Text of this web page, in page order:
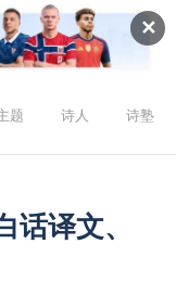
✕
题 诗人 诗塾
话译文、